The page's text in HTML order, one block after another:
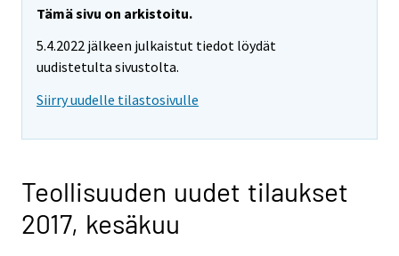
Tämä sivu on arkistoitu.
5.4.2022 jälkeen julkaistut tiedot löydät
uudistetulta sivustolta.
Siirry uudelle tilastosivulle
Teollisuuden uudet tilaukset
2017, kesäkuu